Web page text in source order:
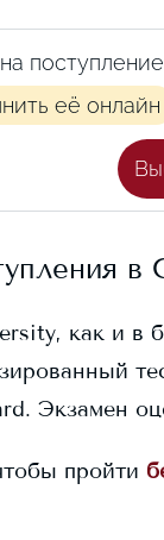
её онлайн
в
, как и в
Экзамен
пройти